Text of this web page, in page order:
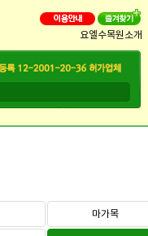
요엘수목원소개
마가목